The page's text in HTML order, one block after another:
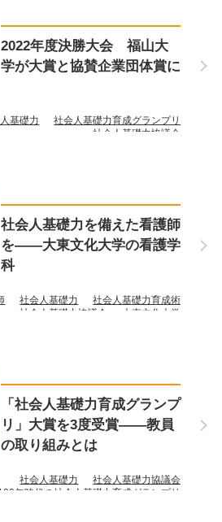
2022年度決勝大会 福山大
学が大賞と協賛企業団体賞に
基礎力
社会人基礎力育成グランプリ
社会人基礎力協議会
社会人基礎力を備えた看護師
を――大東文化大学の看護学
科
社会人基礎力
社会人基礎力育成術
社会人基礎力協議会
大東文化大学
「社会人基礎力育成グランプ
リ」大賞を3度受賞――教員
の取り組みとは
社会人基礎力
社会人基礎力協議会
年時代の社会人基礎力育成グランプリ